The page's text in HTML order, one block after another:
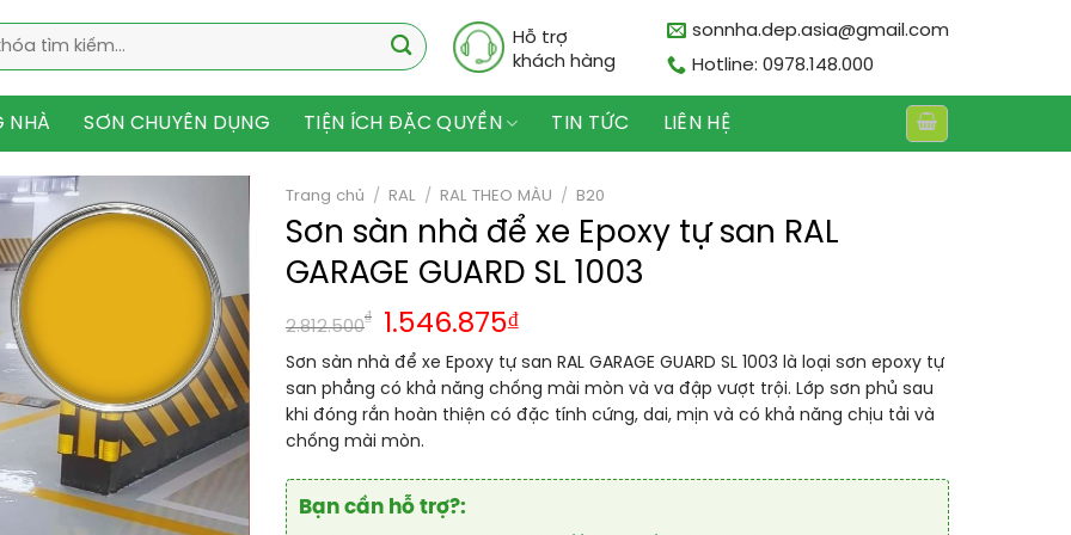
Hỗ trợ
khách hàng
sonnha.dep.asia@gmail.com
Hotline: 0978.148.000
NHÀ SƠN CHUYÊN DỤNG TIỆN ÍCH ĐẶC QUYỀN TIN TỨC LIÊN HỆ
Trang chủ / RAL / RAL THEO MÀU / B20
Sơn sàn nhà để xe Epoxy tự san RAL
GARAGE GUARD SL 1003
2.812.500
₫ 1.546.875₫
Sơn sàn nhà để xe Epoxy tự san RAL GARAGE GUARD SL 1003 là loại sơn epoxy tự
san phẳng có khả năng chống mài mòn và va đập vượt trội. Lớp sơn phủ sau
khi đóng rắn hoàn thiện có đặc tính cứng, dai, mịn và có khả năng chịu tải và
chống mài mòn.
Bạn cần hỗ trợ?: